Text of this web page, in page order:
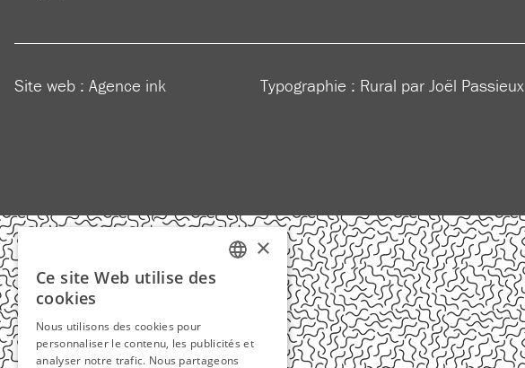
Site web : Agence ink Typographie : Rural par Joël Passieux
×
Ce site Web utilise des
cookies
Nous utilisons des cookies pour
personnaliser le contenu, les publicités et
analyser notre trafic. Nous partageons